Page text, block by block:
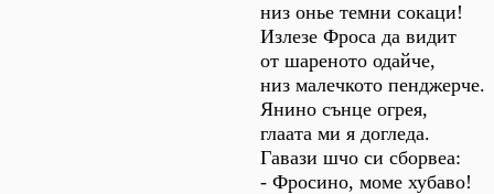
низ онье темни сокаци!
Излезе Фроса да видит
от шареното одайче,
низ малечкото пенджерче.
Янино сънце огрея,
глаата ми я догледа.
Гавази шчо си сборвеа:
- Фросино, моме хубаво!